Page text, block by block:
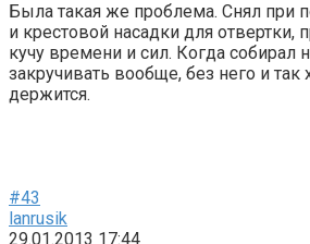
Была такая же проблема. Снял при
и крестовой насадки для отвертки,
кучу времени и сил. Когда собирал
закручивать вообще, без него и
держится.
#43
lanrusik
29.01.2013 17:44